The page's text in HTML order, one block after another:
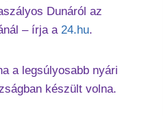
Dunáról az
– írja a 24.hu.
a legsúlyosabb nyári
készült volna.